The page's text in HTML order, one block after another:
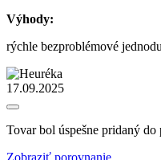
Výhody:
rýchle bezproblémové
17.09.2025
Tovar bol úspešne pridaný do
Zobraziť porovnanie